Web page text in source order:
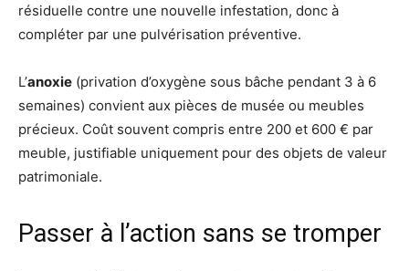
résiduelle contre une nouvelle infestation, donc à
compléter par une pulvérisation préventive.
L’anoxie (privation d’oxygène sous bâche pendant 3 à 6
semaines) convient aux pièces de musée ou meubles
précieux. Coût souvent compris entre 200 et 600 € par
meuble, justifiable uniquement pour des objets de valeur
patrimoniale.
Passer à l’action sans se tromper